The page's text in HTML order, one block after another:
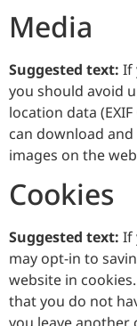
Media
Suggested text: If
you should avoid
location data
can download
images on the
Cookies
Suggested text: If
may opt-in to
website in
that you do not